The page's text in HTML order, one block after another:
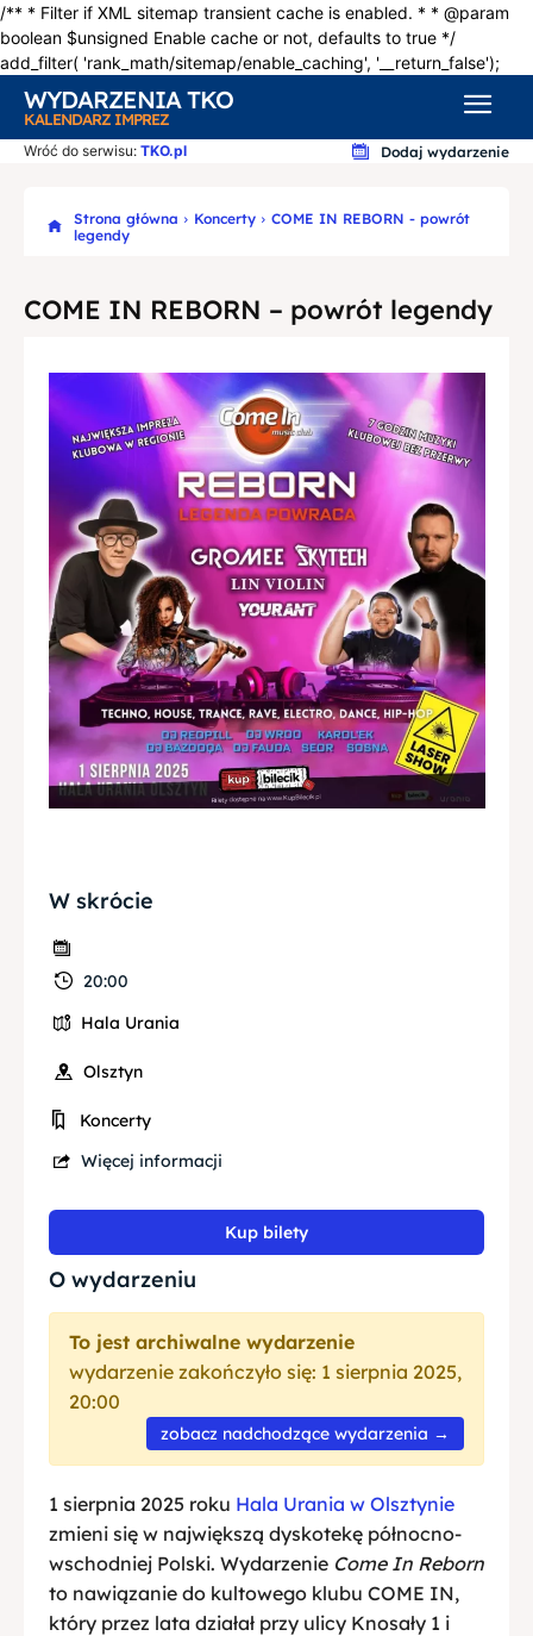
/** * Filter if XML sitemap transient cache is enabled. * * @param
boolean $unsigned Enable cache or not, defaults to true */
add_filter( 'rank_math/sitemap/enable_caching', '__return_false');
WYDARZENIA TKO
KALENDARZ IMPREZ
Wróć do serwisu: TKO.pl Dodaj wydarzenie
Strona główna Koncerty
COME IN REBORN - powrót
legendy
COME IN REBORN – powrót legendy
W skrócie
20:00
Hala Urania
Olsztyn
Koncerty
Więcej informacji
Kup bilety
O wydarzeniu
To jest archiwalne wydarzenie
wydarzenie zakończyło się: 1 sierpnia 2025,
20:00
zobacz nadchodzące wydarzenia →
1 sierpnia 2025 roku Hala Urania w Olsztynie
zmieni się w największą dyskotekę północno-
wschodniej Polski. Wydarzenie Come In Reborn
to nawiązanie do kultowego klubu COME IN,
który przez lata działał przy ulicy Knosały 1 i